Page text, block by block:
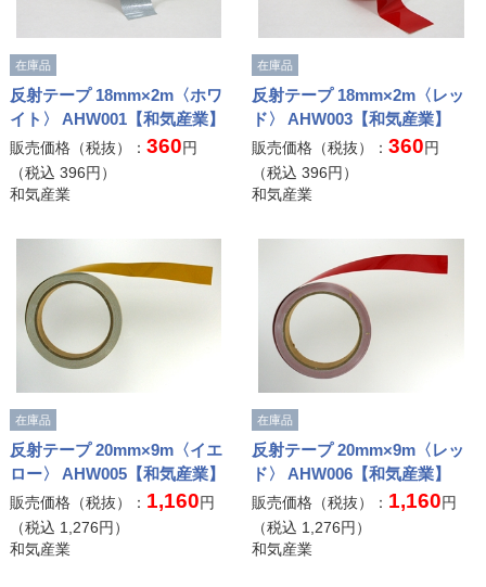
在庫品
反射テープ 18mm×2m〈ホワ
イト〉 AHW001【和気産業】
販売価格（税抜）： 360円
（税込 396円）
和気産業
在庫品
反射テープ 18mm×2m〈レッ
ド〉 AHW003【和気産業】
販売価格（税抜）：360円
（税込396円）
和気産業
在庫品
反射テープ 20mm×9m〈イエ
ロー〉 AHW005【和気産業】
販売価格（税抜）： 1,160円
（税込 1,276円）
和気産業
在庫品
反射テープ 20mm×9m〈レッ
ド〉 AHW006【和気産業】
販売価格（税抜）： 1,160円
（税込 1,276円）
和気産業